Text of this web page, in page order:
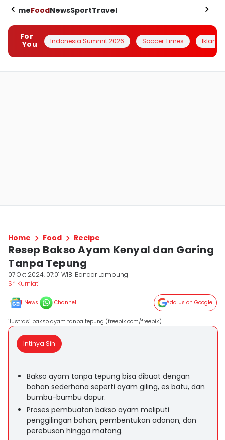
HomeFoodNewsSportTravel
For
You
Indonesia Summit 2026 Soccer Times Iklanin
Home Food Recipe
Resep Bakso Ayam Kenyal dan Garing
Tanpa Tepung
07 Okt 2024, 07:01 WIB Bandar Lampung
Sri Kurniati
News Channel Add Us on Google
ilustrasi bakso ayam tanpa tepung (freepik.com/freepik)
Intinya Sih
Bakso ayam tanpa tepung bisa dibuat dengan
bahan sederhana seperti ayam giling, es batu, dan
bumbu-bumbu dapur.
Proses pembuatan bakso ayam meliputi
penggilingan bahan, pembentukan adonan, dan
perebusan hingga matang.